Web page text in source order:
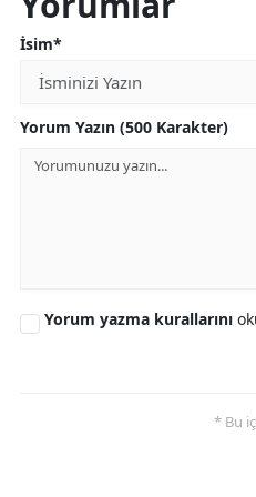
İsim*
Yorum Yazın (500 Karakter)
Yorum yazma kurallarını
* Bu